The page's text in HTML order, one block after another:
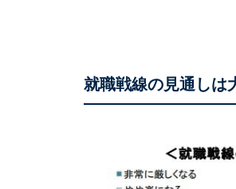
就職戦線の見通しは